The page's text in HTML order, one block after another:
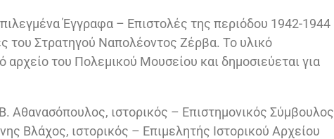
Έγγραφα – Επιστολές της περιόδου 1942-1944
του Στρατηγού Ναπολέοντος Ζέρβα. Το υλικό
του Πολεμικού Μουσείου και δημοσιεύεται για
Αθανασόπουλος, ιστορικός – Επιστημονικός Σύμβουλος
Βλάχος, ιστορικός – Επιμελητής Ιστορικού Αρχείου